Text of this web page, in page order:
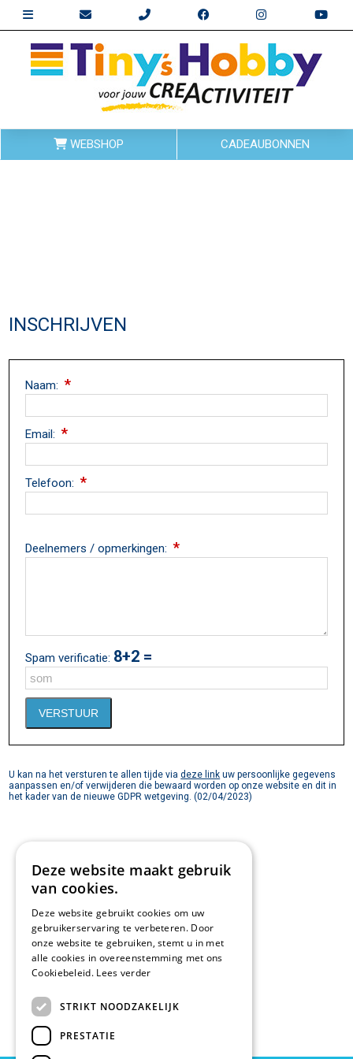
WEBSHOP CADEAUBONNEN
INSCHRIJVEN
Naam:*
Email:*
Telefoon:*
Deelnemers / opmerkingen:*
Spam verificatie: 8+2 =
U kan na het versturen te allen tijde viadeze link uw persoonlijke gegevens
aanpassen en/of verwijderen die bewaard worden op onze website en dit in
het kader van de nieuwe GDPR wetgeving. (02/04/2023)
Deze website maakt gebruik
van cookies.
Deze website gebruikt cookies om uw
gebruikerservaring te verbeteren. Door
onze website te gebruiken, stemt u in met
alle cookies in overeenstemming met ons
Cookiebeleid. Lees verder
STRIKT NOODZAKELIJK
PRESTATIE